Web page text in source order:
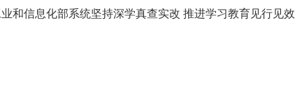
业和信息化部系统坚持深学真查实改 推进学习教育见行见效